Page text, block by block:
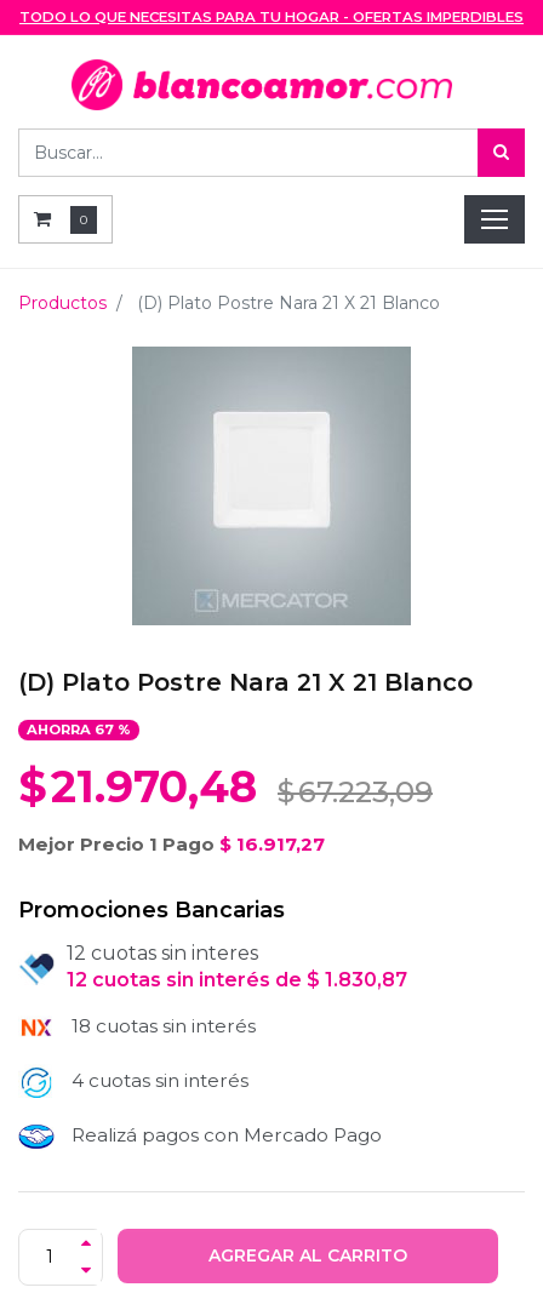
TODO LO QUE NECESITAS PARA TU HOGAR - OFERTAS IMPERDIBLES
0
Productos (D) Plato Postre Nara 21 X 21 Blanco
(D) Plato Postre Nara 21 X 21 Blanco
AHORRA 67%
$21.970,48 $67.223,09
Mejor Precio 1 Pago $ 16.917,27
Promociones Bancarias
12 cuotas sin interes
12 cuotas sin interés de $ 1.830,87
18 cuotas sin interés
4 cuotas sin interés
Realizá pagos con Mercado Pago
AGREGAR AL CARRITO